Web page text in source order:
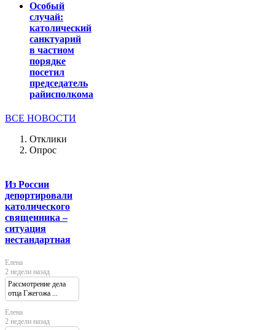
Особый
случай:
католический
санктуарий
в частном
порядке
посетил
председатель
райисполкома
ВСЕ НОВОСТИ
Отклики
Опрос
Из России
депортировали
католического
священника –
ситуация
нестандартная
Елена
2 недели назад
Рассмотрение дела
отца Гжегожа ...
Елена
2 недели назад